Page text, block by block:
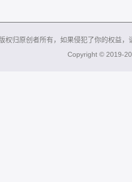
归原创者所有，如果侵犯了你的权益
Copyright © 2019-